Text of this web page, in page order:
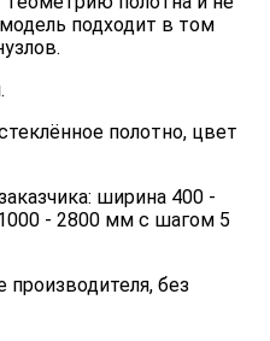
подходит в том
полотно, цвет
ширина 400 -
- 2800 мм с шагом 5
без